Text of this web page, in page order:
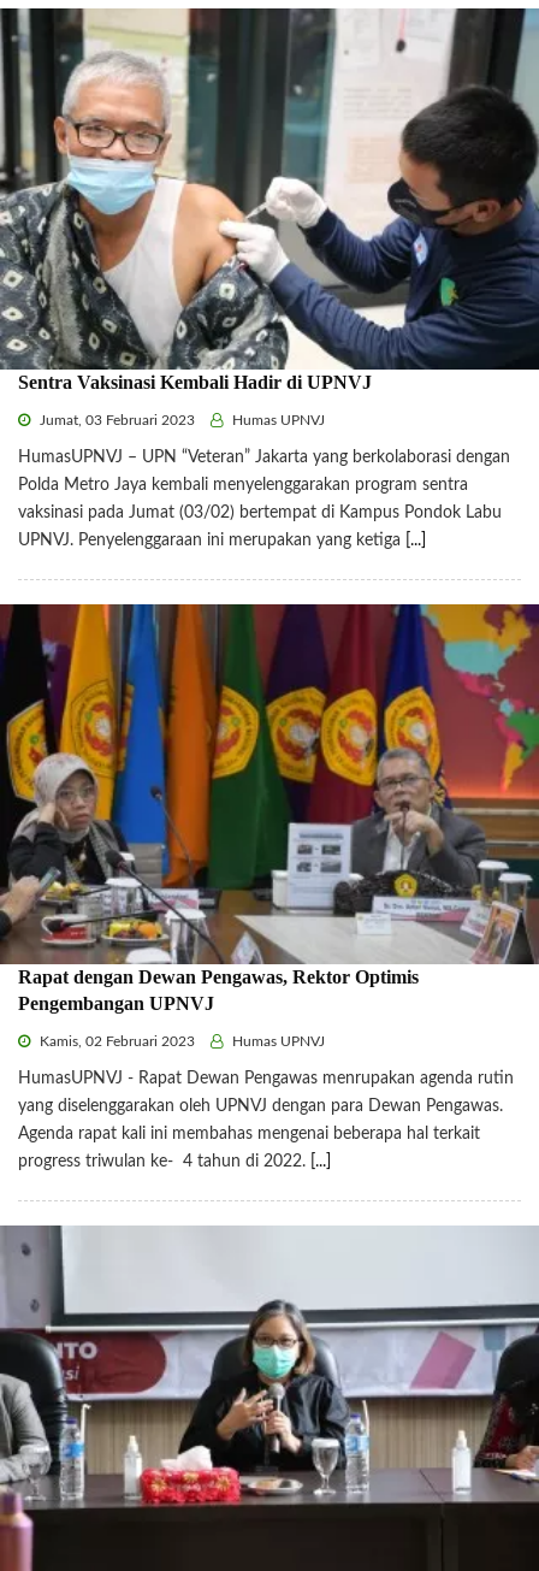
Sentra Vaksinasi Kembali Hadir di UPNVJ
Jumat, 03 Februari 2023 Humas UPNVJ
HumasUPNVJ – UPN “Veteran” Jakarta yang berkolaborasi dengan
Polda Metro Jaya kembali menyelenggarakan program sentra
vaksinasi pada Jumat (03/02) bertempat di Kampus Pondok Labu
UPNVJ. Penyelenggaraan ini merupakan yang ketiga
[...]
Rapat dengan Dewan Pengawas, Rektor Optimis
Pengembangan UPNVJ
Kamis, 02 Februari 2023 Humas UPNVJ
HumasUPNVJ - Rapat Dewan Pengawas menrupakan agenda rutin
yang diselenggarakan oleh UPNVJ dengan para Dewan Pengawas.
Agenda rapat kali ini membahas mengenai beberapa hal terkait
progress triwulan ke- 4 tahun di 2022. [...]